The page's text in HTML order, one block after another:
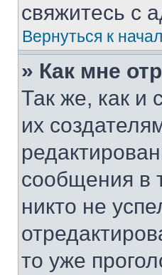
свяжитесь с
Вернуться к
» Как мне
Так же, как и
их
сообщения в
никто не
то уже